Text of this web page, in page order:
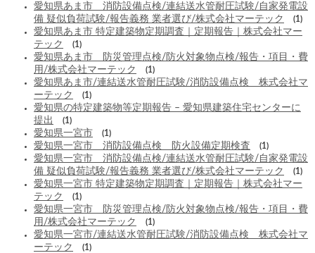
愛知県あま市 消防設備点検/連結送水管耐圧試験/自家発電設
備 疑似負荷試験/報告義務 業者選び/株式会社マーテック
(1)
愛知県あま市 特定建築物定期調査｜定期報告｜株式会社マー
テック
(1)
愛知県あま市 防災管理点検/防火対象物点検/報告・項目・費
用/株式会社マーテック
(1)
愛知県あま市/連結送水管耐圧試験/消防設備点検 株式会社マ
ーテック
(1)
愛知県の特定建築物等定期報告 – 愛知県建築住宅センターに
提出
(1)
愛知県一宮市 (1)
愛知県一宮市 消防設備点検 防火設備定期検査 (1)
愛知県一宮市 消防設備点検/連結送水管耐圧試験/自家発電設
備 疑似負荷試験/報告義務 業者選び/株式会社マーテック
(1)
愛知県一宮市 特定建築物定期調査｜定期報告｜株式会社マー
テック
(1)
愛知県一宮市 防災管理点検/防火対象物点検/報告・項目・費
用/株式会社マーテック
(1)
愛知県一宮市/連結送水管耐圧試験/消防設備点検 株式会社マ
ーテック
(1)